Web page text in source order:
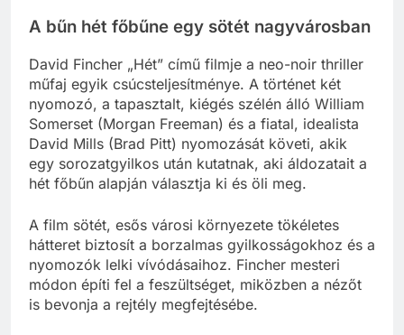
A bűn hét főbűne egy sötét nagyvárosban
David Fincher „Hét” című filmje a neo-noir thriller
műfaj egyik csúcsteljesítménye. A történet két
nyomozó, a tapasztalt, kiégés szélén álló William
Somerset (Morgan Freeman) és a fiatal, idealista
David Mills (Brad Pitt) nyomozását követi, akik
egy sorozatgyilkos után kutatnak, aki áldozatait a
hét főbűn alapján választja ki és öli meg.
A film sötét, esős városi környezete tökéletes
hátteret biztosít a borzalmas gyilkosságokhoz és a
nyomozók lelki vívódásaihoz. Fincher mesteri
módon építi fel a feszültséget, miközben a nézőt
is bevonja a rejtély megfejtésébe.